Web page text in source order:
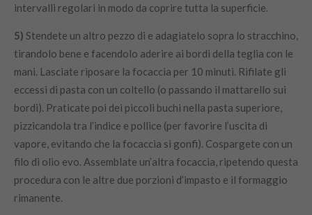
intervalli regolari in modo da coprire tutta la superficie.
5) Stendete un altro pezzo di e adagiatelo sopra lo stracchino,
tirandolo bene e facendolo aderire ai bordi della teglia con le
mani. Lasciate riposare la focaccia per 10 minuti. Rifilate gli
eccessi di pasta con un coltello (o passando il mattarello sui
bordi). Praticate poi dei piccoli buchi nella pasta superiore,
pizzicandola tra l’indice e pollice (per favorire l’uscita di
vapore, evitando che la focaccia si gonfi). Cospargete con un
filo di olio evo. Assemblate un’altra focaccia, ripetendo questa
procedura con le altre due porzioni d’impasto e il formaggio
rimanente.